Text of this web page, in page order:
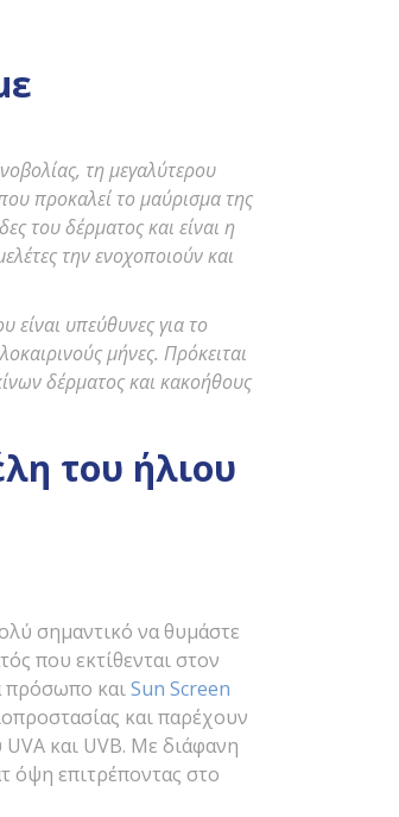
τη μεγαλύτερου
προκαλεί το μαύρισμα της
του δέρματος και είναι η
την ενοχοποιούν και
είναι υπεύθυνες για το
μήνες. Πρόκειται
δέρματος και κακοήθους
του ήλιου
σημαντικό να θυμάστε
που εκτίθενται στον
πρόσωπο καιSun Screen
και παρέχουν
και UVB. Με διάφανη
όψη επιτρέποντας στο